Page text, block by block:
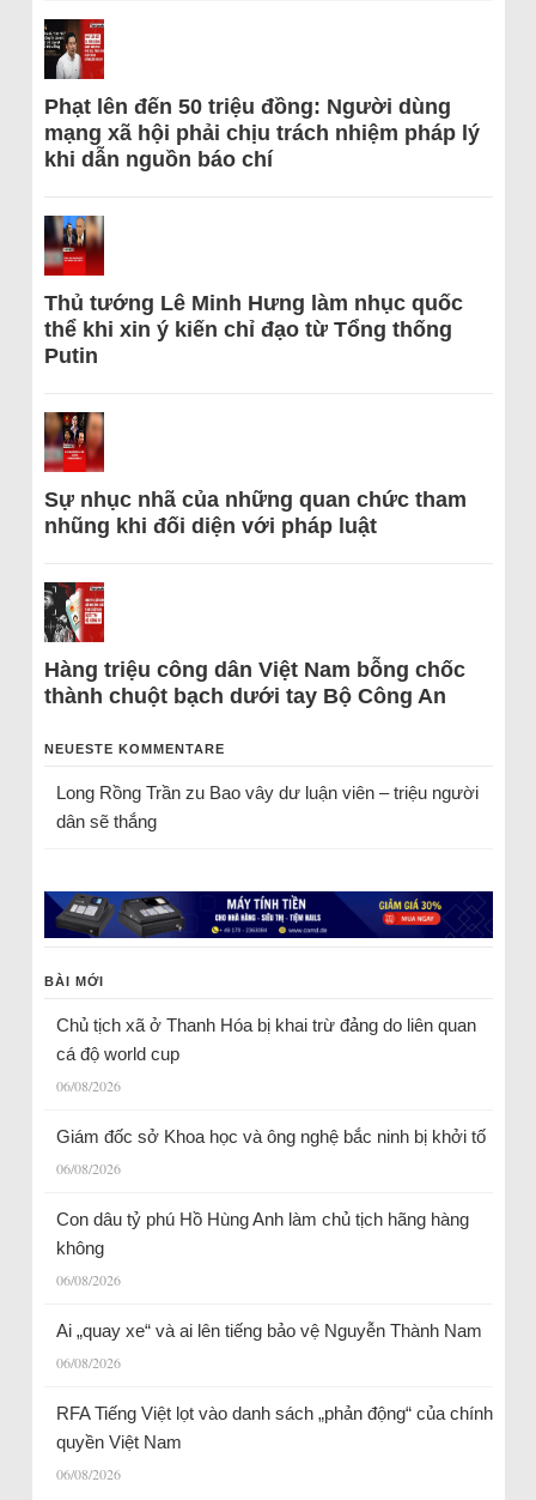
Phạt lên đến 50 triệu đồng: Người dùng
mạng xã hội phải chịu trách nhiệm pháp lý
khi dẫn nguồn báo chí
Thủ tướng Lê Minh Hưng làm nhục quốc
thể khi xin ý kiến chỉ đạo từ Tổng thống
Putin
Sự nhục nhã của những quan chức tham
nhũng khi đối diện với pháp luật
Hàng triệu công dân Việt Nam bỗng chốc
thành chuột bạch dưới tay Bộ Công An
NEUESTE KOMMENTARE
Long Rồng Trầnzu Bao vây dư luận viên – triệu người
dân sẽ thắng
BÀI MỚI
Chủ tịch xã ở Thanh Hóa bị khai trừ đảng do liên quan
cá độ world cup
06/08/2026
Giám đốc sở Khoa học và ông nghệ bắc ninh bị khởi tố
06/08/2026
Con dâu tỷ phú Hồ Hùng Anh làm chủ tịch hãng hàng
không
06/08/2026
Ai „quay xe“ và ai lên tiếng bảo vệ Nguyễn Thành Nam
06/08/2026
RFA Tiếng Việt lọt vào danh sách „phản động“ của chính
quyền Việt Nam
06/08/2026